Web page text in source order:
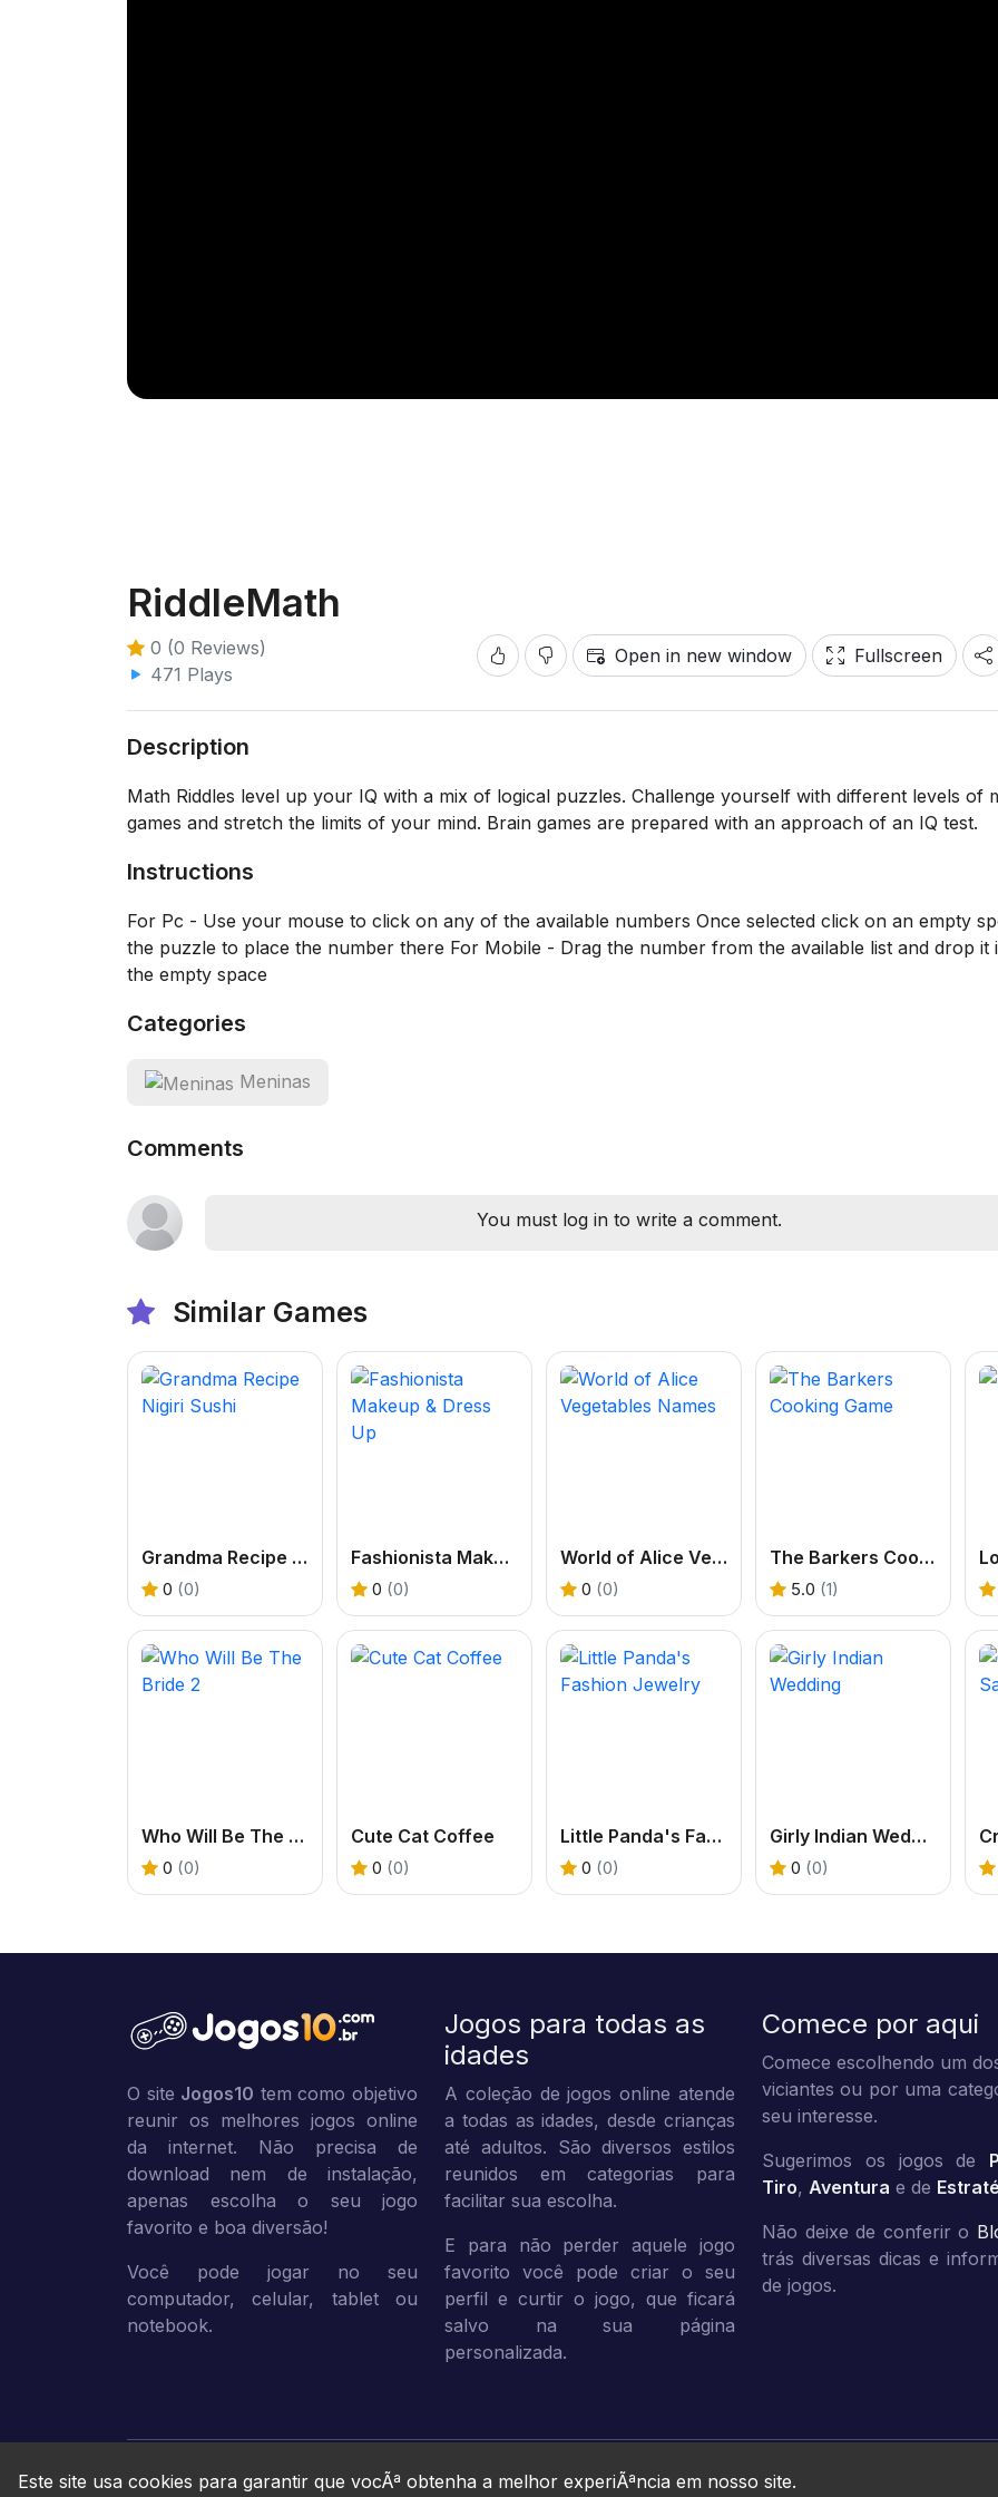
RiddleMath
0 (0 Reviews)
471 Plays
Open in new window Fullscreen
Description
Math Riddles level up your IQ with a mix of logical puzzles. Challenge yourself with different levels of
games and stretch the limits of your mind. Brain games are prepared with an approach of an IQ test.
Instructions
For Pc - Use your mouse to click on any of the available numbers Once selected click on an empty
the puzzle to place the number there For Mobile - Drag the number from the available list and drop it
the empty space
Categories
Meninas
Comments
You must log in to write a comment.
Similar Games
Grandma Recipe Nigiri Sushi
0 (0)
Fashionista Makeup & Dress Up
0 (0)
World of Alice Vegetables Names
0 (0)
The Barkers Cooking Game
5.0 (1)
Who Will Be The Bride 2
0 (0)
Cute Cat Coffee
0 (0)
Little Panda's Fashion Jewelry
0 (0)
Girly Indian Wedding
0 (0)
O site Jogos10 tem como objetivo
reunir os melhores jogos online
da internet. Não precisa de
download nem de instalação,
apenas escolha o seu jogo
favorito e boa diversão!
Você pode jogar no seu
computador, celular, tablet ou
notebook.
Jogos para todas as
idades
A coleção de jogos online atende
a todas as idades, desde crianças
até adultos. São diversos estilos
reunidos em categorias para
facilitar sua escolha.
E para não perder aquele jogo
favorito você pode criar o seu
perfil e curtir o jogo, que ficará
salvo na sua página
personalizada.
Comece por aqui
Comece escolhendo um
viciantes ou por uma
seu interesse.
Sugerimos os jogos de
Tiro, Aventura e de
Não deixe de conferir o
trás diversas dicas e
de jogos.
Jogos10 © 2026. All rights reserved.
Este site usa cookies para garantir que vocÃª obtenha a melhor experiÃªncia em nosso site.